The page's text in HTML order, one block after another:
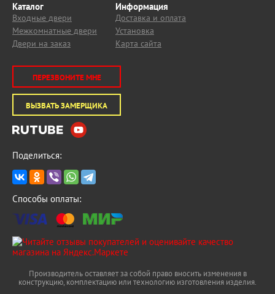
Каталог
Входные двери
Межкомнатные двери
Двери на заказ
Информация
Доставка и оплата
Установка
Карта сайта
ПЕРЕЗВОНИТЕ МНЕ
ВЫЗВАТЬ ЗАМЕРЩИКА
Поделиться:
Способы оплаты:
Производитель оставляет за собой право вносить изменения в
конструкцию, комплектацию или технологию изготовления изделия.